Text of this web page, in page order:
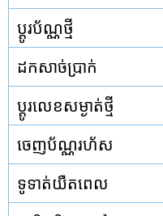
ប្ដូរប័ណ្ណថ្មី
ដកសាច់ប្រាក់
ប្ដូរលេខសម្ងាត់ថ្មី
ចេញប័ណ្ណរហ័ស
ទូទាត់យឺតពេល